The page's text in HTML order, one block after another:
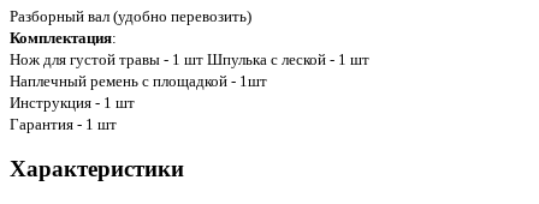
Разборный вал (удобно перевозить)
Комплектация:
Нож для густой травы - 1 шт Шпулька с леской - 1 шт
Наплечный ремень с площадкой - 1шт
Инструкция - 1 шт
Гарантия - 1 шт
Характеристики